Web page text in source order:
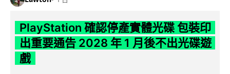
PlayStation 確認停產實體光碟 包裝印
出重要通告 2028 年 1 月後不出光碟遊
戲